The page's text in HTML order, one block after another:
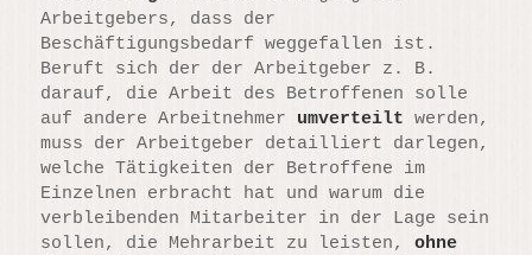
Arbeitgebers, dass der
Beschäftigungsbedarf weggefallen ist.
Beruft sich der der Arbeitgeber z. B.
darauf, die Arbeit des Betroffenen solle
auf andere Arbeitnehmer umverteilt werden,
muss der Arbeitgeber detailliert darlegen,
welche Tätigkeiten der Betroffene im
Einzelnen erbracht hat und warum die
verbleibenden Mitarbeiter in der Lage sein
sollen, die Mehrarbeit zu leisten,ohne